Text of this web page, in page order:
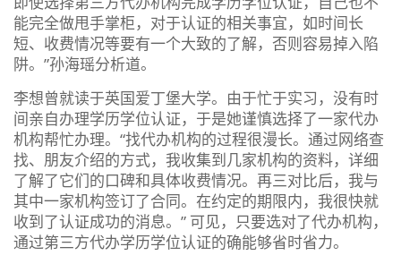
能完全做甩手掌柜，对于认证的相关事宜，如时间长
短、收费情况等要有一个大致的了解，否则容易掉入陷
阱。”孙海瑶分析道。
李想曾就读于英国爱丁堡大学。由于忙于实习，没有时
间亲自办理学历学位认证，于是她谨慎选择了一家代办
机构帮忙办理。“找代办机构的过程很漫长。通过网络查
找、朋友介绍的方式，我收集到几家机构的资料，详细
了解了它们的口碑和具体收费情况。再三对比后，我与
其中一家机构签订了合同。在约定的期限内，我很快就
收到了认证成功的消息。” 可见，只要选对了代办机构，
通过第三方代办学历学位认证的确能够省时省力。